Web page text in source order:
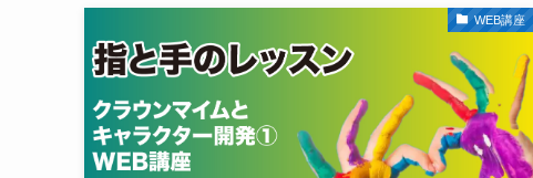
WEB講座